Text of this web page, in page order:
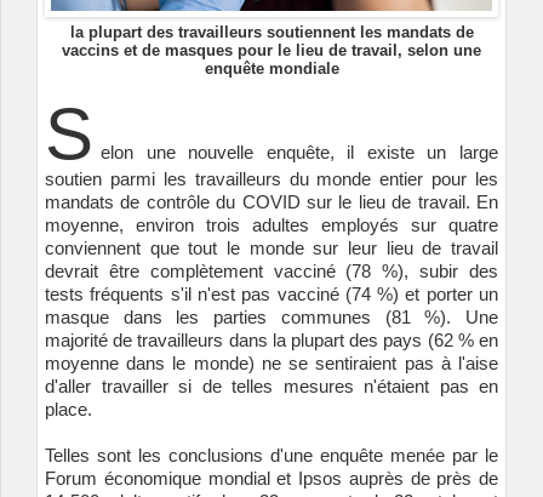
la plupart des travailleurs soutiennent les mandats de
vaccins et de masques pour le lieu de travail, selon une
enquête mondiale
S elon une nouvelle enquête, il existe un large
soutien parmi les travailleurs du monde entier pour les
mandats de contrôle du COVID sur le lieu de travail. En
moyenne, environ trois adultes employés sur quatre
conviennent que tout le monde sur leur lieu de travail
devrait être complètement vacciné (78 %), subir des
tests fréquents s'il n'est pas vacciné (74 %) et porter un
masque dans les parties communes (81 %). Une
majorité de travailleurs dans la plupart des pays (62 % en
moyenne dans le monde) ne se sentiraient pas à l'aise
d'aller travailler si de telles mesures n'étaient pas en
place.
Telles sont les conclusions d'une enquête menée par le
Forum économique mondial et Ipsos auprès de près de